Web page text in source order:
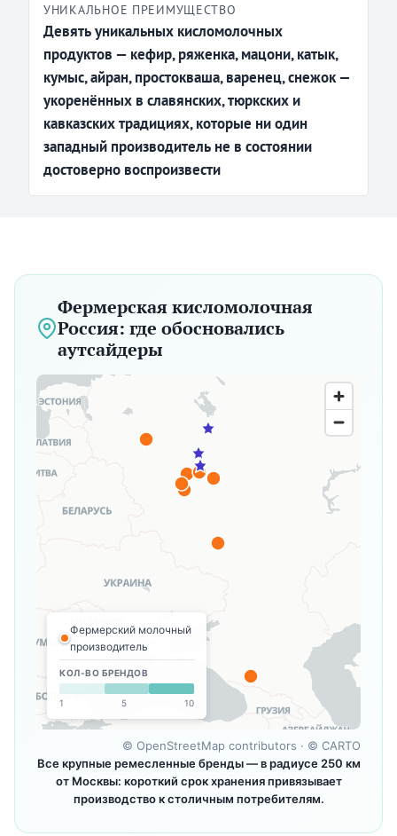
УНИКАЛЬНОЕ ПРЕИМУЩЕСТВО
Девять уникальных кисломолочных
продуктов — кефир, ряженка, мацони, катык,
кумыс, айран, простокваша, варенец, снежок —
укоренённых в славянских, тюркских и
кавказских традициях, которые ни один
западный производитель не в состоянии
достоверно воспроизвести
Фермерская кисломолочная
Россия: где обосновались
аутсайдеры
Фермерский молочный
производитель
КОЛ-ВО БРЕНДОВ
1 5 10
© OpenStreetMap contributors · © CARTO
Все крупные ремесленные бренды — в радиусе 250 км
от Москвы: короткий срок хранения привязывает
производство к столичным потребителям.